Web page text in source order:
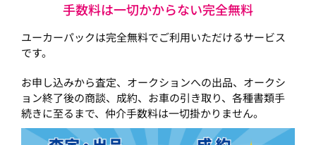
手数料は一切かからない完全無料
ユーカーパックは完全無料でご利用いただけるサービス
です。
お申し込みから査定、オークションへの出品、オークシ
ョン終了後の商談、成約、お車の引き取り、各種書類手
続きに至るまで、仲介手数料は一切掛かりません。